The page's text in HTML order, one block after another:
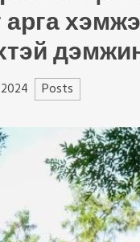
арга
Posts